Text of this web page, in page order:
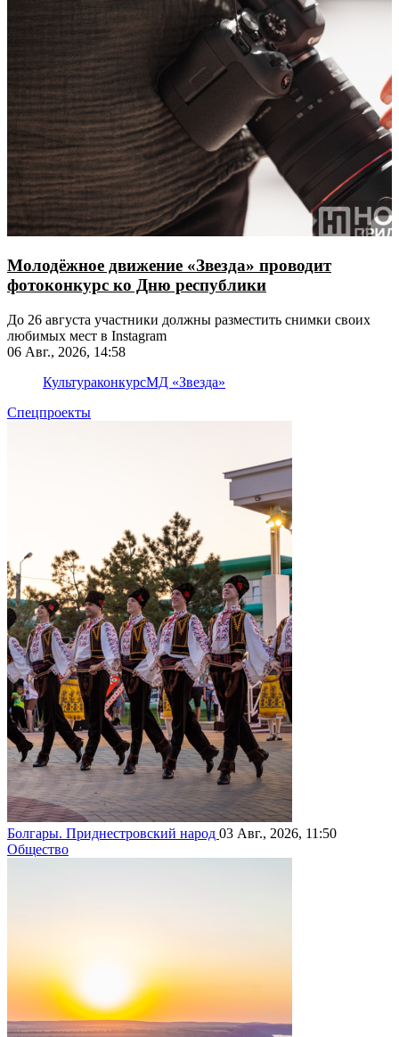
Молодёжное движение «Звезда» проводит
фотоконкурс ко Дню республики
До 26 августа участники должны разместить снимки своих
любимых мест в Instagram
06 Авг., 2026, 14:58
КультураконкурсМД «Звезда»
Спецпроекты
Болгары. Приднестровский народ 03 Авг., 2026, 11:50
Общество